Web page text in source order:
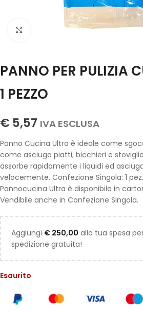
Click to enlarge
PANNO PER PULIZIA
1 PEZZO
€ 5,57 IVA ESCLUSA
Panno Cucina Ultra è ideale come
come asciuga piatti, bicchieri e
assorbe rapidamente i liquidi ed
velocemente. Confezione Singola: 1
Pannocucina Ultra è disponibile in
Vendibile anche in Confezione Singola.
Aggiungi € 250,00 alla tua spesa
spedizione gratuita!
Esaurito